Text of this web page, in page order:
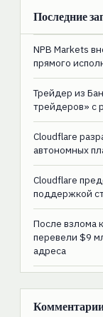
Последние
NPB Markets
прямого
Трейдер из
трейдеров» с
Cloudflare
автономных
Cloudflare
поддержкой
После взлома
перевели $9
адреса